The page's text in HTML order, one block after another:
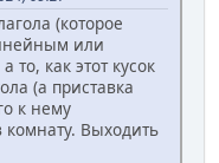
(которое
или
как этот кусок
(а приставка
к нему
комнату. Выходить